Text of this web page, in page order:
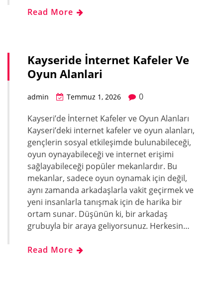
Read More
Kayseride İnternet Kafeler Ve
Oyun Alanlari
admin Temmuz 1, 2026
0
Kayseri’de İnternet Kafeler ve Oyun Alanları
Kayseri’deki internet kafeler ve oyun alanları,
gençlerin sosyal etkileşimde bulunabileceği,
oyun oynayabileceği ve internet erişimi
sağlayabileceği popüler mekanlardır. Bu
mekanlar, sadece oyun oynamak için değil,
aynı zamanda arkadaşlarla vakit geçirmek ve
yeni insanlarla tanışmak için de harika bir
ortam sunar. Düşünün ki, bir arkadaş
grubuyla bir araya geliyorsunuz. Herkesin…
Read More